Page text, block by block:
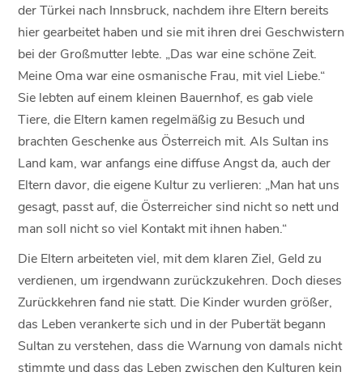
der Türkei nach Innsbruck, nachdem ihre Eltern bereits
hier gearbeitet haben und sie mit ihren drei Geschwistern
bei der Großmutter lebte. „Das war eine schöne Zeit.
Meine Oma war eine osmanische Frau, mit viel Liebe.“
Sie lebten auf einem kleinen Bauernhof, es gab viele
Tiere, die Eltern kamen regelmäßig zu Besuch und
brachten Geschenke aus Österreich mit. Als Sultan ins
Land kam, war anfangs eine diffuse Angst da, auch der
Eltern davor, die eigene Kultur zu verlieren: „Man hat uns
gesagt, passt auf, die Österreicher sind nicht so nett und
man soll nicht so viel Kontakt mit ihnen haben.“
Die Eltern arbeiteten viel, mit dem klaren Ziel, Geld zu
verdienen, um irgendwann zurückzukehren. Doch dieses
Zurückkehren fand nie statt. Die Kinder wurden größer,
das Leben verankerte sich und in der Pubertät begann
Sultan zu verstehen, dass die Warnung von damals nicht
stimmte und dass das Leben zwischen den Kulturen kein